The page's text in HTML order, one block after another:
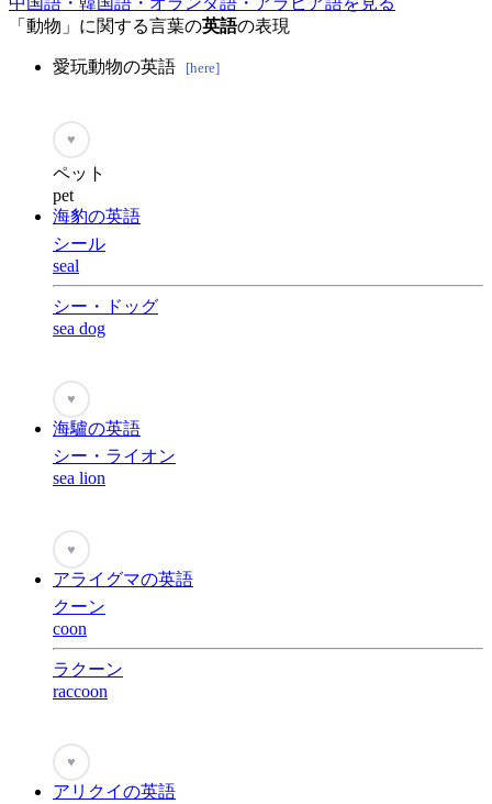
「動物」に関する言葉の英語の表現
愛玩動物の英語 [here]
♥
ペット
pet
海豹の英語
シール
seal
シー・ドッグ
sea dog
♥
海驢の英語
シー・ライオン
sea lion
♥
アライグマの英語
クーン
coon
ラクーン
raccoon
♥
アリクイの英語